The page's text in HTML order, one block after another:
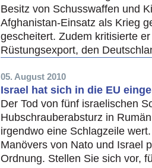
Besitz von Schusswaffen und
Afghanistan-Einsatz als Krieg
gescheitert. Zudem kritisierte
Rüstungsexport, den
05. August 2010
Israel hat sich in die EU
Der Tod von fünf israelischen
Hubschrauberabsturz in
irgendwo eine Schlagzeile
Manövers von Nato und Israel
Ordnung. Stellen Sie sich vor,